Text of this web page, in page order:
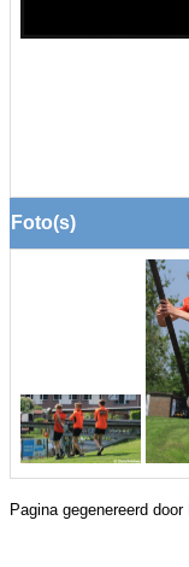
Foto(s)
Pagina gegenereerd door